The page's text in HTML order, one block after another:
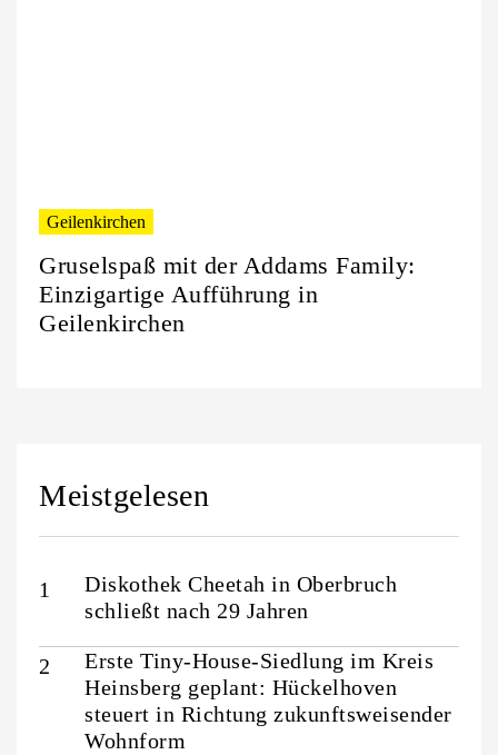
Geilenkirchen
Gruselspaß mit der Addams Family:
Einzigartige Aufführung in
Geilenkirchen
Meistgelesen
Diskothek Cheetah in Oberbruch
schließt nach 29 Jahren
Erste Tiny-House-Siedlung im Kreis
Heinsberg geplant: Hückelhoven
steuert in Richtung zukunftsweisender
Wohnform